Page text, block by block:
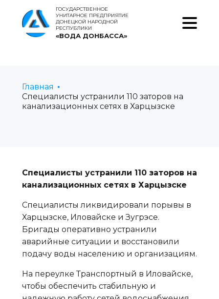
ГОСУДАРСТВЕННОЕ
УНИТАРНОЕ ПРЕДПРИЯТИЕ
ДОНЕЦКОЙ НАРОДНОЙ
РЕСПУБЛИКИ
«ВОДА ДОНБАССА»
Главная
Специалисты устранили 110 заторов на
канализационных сетях в Харцызске
Специалисты устранили 110 заторов на
канализационных сетях в Харцызске
Специалисты ликвидировали порывы в
Харцызске, Иловайске и Зугрэсе.
Бригады оперативно устранили
аварийные ситуации и восстановили
подачу воды населению и организациям.
На переулке Транспортный в Иловайске,
чтобы обеспечить стабильную и